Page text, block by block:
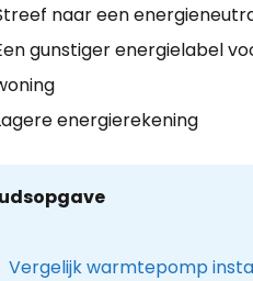
naar een
gunstiger energielabel
energierekening
Vergelijk warmtepomp